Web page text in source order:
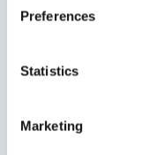
Preferences
Statistics
Marketing
Marek Kubačák:
2025 ·